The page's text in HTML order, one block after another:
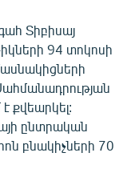
Տիբիսայ
94 տոկոսի
քվեարկել:
ընտրական
բնակիչների 70